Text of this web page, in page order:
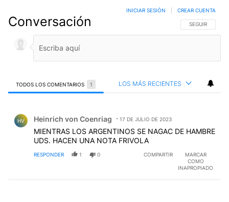
Conversación SIGA ESTA
SEGUIR
INICIAR SESIÓN CREAR CUENTA
TODOS LOS COMENTARIOS 1 LOS MÁS RECIENTES
HV Heinrich von Coenriag 17 DE JULIO DE 2023
MIENTRAS LOS ARGENTINOS SE NAGAC DE HAMBRE
UDS. HACEN UNA NOTA FRIVOLA
RESPONDER 1 0 COMPARTIR
MARCAR
COMO
INAPROPIADO